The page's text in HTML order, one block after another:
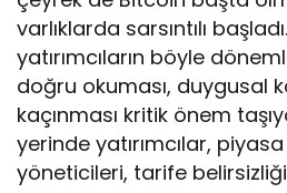
varlıklarda sarsıntılı
yatırımcıların böyle
doğru okuması, duygusal
kaçınması kritik önem
yerinde yatırımcılar,
yöneticileri, tarife